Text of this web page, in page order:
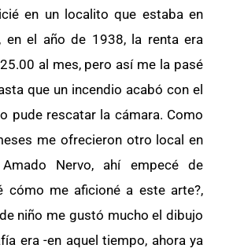
un localito que estaba en
en el año de 1938, la renta era
al mes, pero así me la pasé
que un incendio acabó con el
pude rescatar la cámara. Como
me ofrecieron otro local en
Nervo, ahí empecé de
cómo me aficioné a este arte?,
niño me gustó mucho el dibujo
era -en aquel tiempo, ahora ya